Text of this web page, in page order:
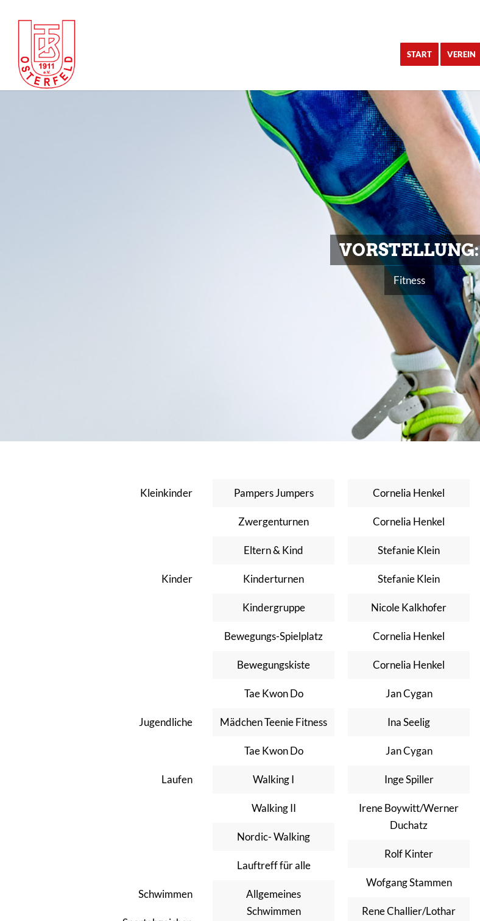
START VEREIN
VORSTELLUNG:
Fitness
Kleinkinder
Kinder
Jugendliche
Laufen
Schwimmen
Pampers Jumpers
Zwergenturnen
Eltern & Kind
Kinderturnen
Kindergruppe
Bewegungs-Spielplatz
Bewegungskiste
Tae Kwon Do
Mädchen Teenie Fitness
Tae Kwon Do
Walking I
Walking II
Nordic- Walking
Lauftreff für alle
Allgemeines
Schwimmen
Cornelia Henkel
Cornelia Henkel
Stefanie Klein
Stefanie Klein
Nicole Kalkhofer
Cornelia Henkel
Cornelia Henkel
Jan Cygan
Ina Seelig
Jan Cygan
Inge Spiller
Irene Boywitt/Werner
Duchatz
Rolf Kinter
Wofgang Stammen
Rene Challier/Lothar